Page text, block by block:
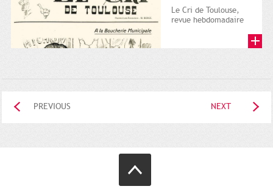
Le Cri de Toulouse,
revue hebdomadaire
PREVIOUS NEXT